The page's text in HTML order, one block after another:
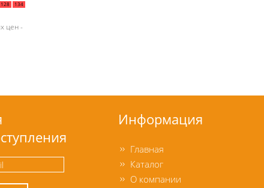
128
134
цен -
Информация
Главная
Каталог
О компании